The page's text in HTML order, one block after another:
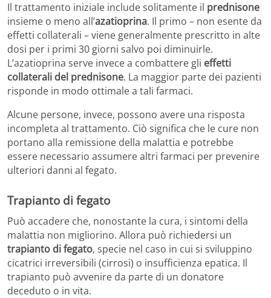
Il trattamento iniziale include solitamente il prednisone
insieme o meno all’azatioprina. Il primo – non esente da
effetti collaterali – viene generalmente prescritto in alte
dosi per i primi 30 giorni salvo poi diminuirle.
L’azatioprina serve invece a combattere gli effetti
collaterali del prednisone. La maggior parte dei pazienti
risponde in modo ottimale a tali farmaci.
Alcune persone, invece, possono avere una risposta
incompleta al trattamento. Ciò significa che le cure non
portano alla remissione della malattia e potrebbe
essere necessario assumere altri farmaci per prevenire
ulteriori danni al fegato.
Trapianto di fegato
Può accadere che, nonostante la cura, i sintomi della
malattia non migliorino. Allora può richiedersi un
trapianto di fegato, specie nel caso in cui si sviluppino
cicatrici irreversibili (cirrosi) o insufficienza epatica. Il
trapianto può avvenire da parte di un donatore
deceduto o in vita.